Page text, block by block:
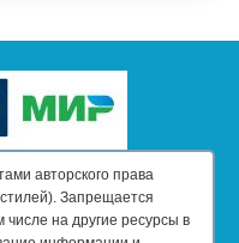
авторского права
Запрещается
на другие ресурсы в